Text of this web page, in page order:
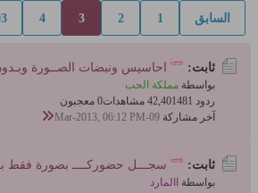
السابق 1
2
3
4
ثابت: احاسيس ونبضات الصــورة
بواسطة مملكة الحب
ردود 481
42,401 مشاهدات
0 معجبون
آخر مشاركة 09-Mar-2013, 06:12 PM
ثابت: سجـــل حضوركــــ بصورة فقط
بواسطة
االمارد